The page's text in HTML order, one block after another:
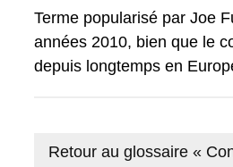
Terme popularisé par Joe
années 2010, bien que le
depuis longtemps en
Retour au glossaire «